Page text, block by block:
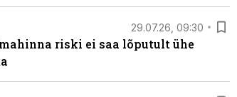
29.07.26, 09:30
riski ei saa lõputult ühe